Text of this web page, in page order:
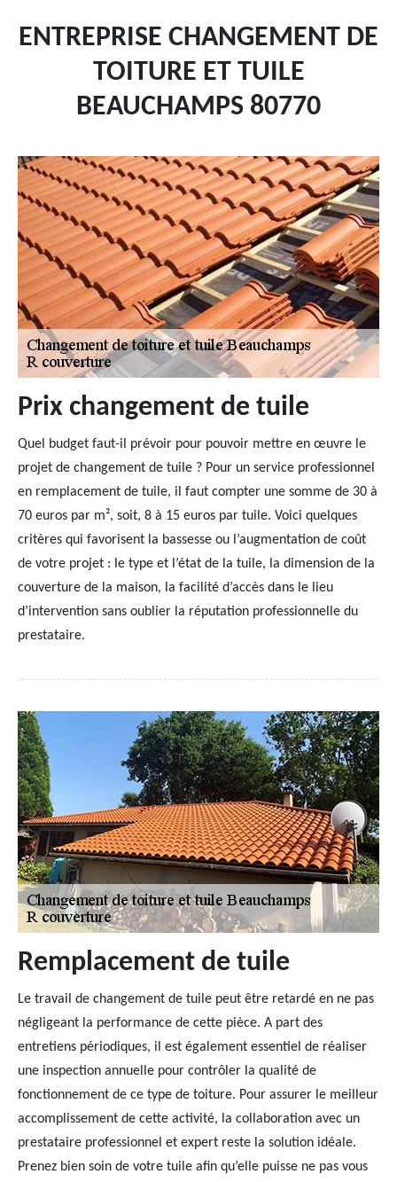
ENTREPRISE CHANGEMENT DE
TOITURE ET TUILE
BEAUCHAMPS 80770
Prix changement de tuile
Quel budget faut-il prévoir pour pouvoir mettre en œuvre le
projet de changement de tuile ? Pour un service professionnel
en remplacement de tuile, il faut compter une somme de 30 à
70 euros par m², soit, 8 à 15 euros par tuile. Voici quelques
critères qui favorisent la bassesse ou l’augmentation de coût
de votre projet : le type et l’état de la tuile, la dimension de la
couverture de la maison, la facilité d’accès dans le lieu
d’intervention sans oublier la réputation professionnelle du
prestataire.
Remplacement de tuile
Le travail de changement de tuile peut être retardé en ne pas
négligeant la performance de cette pièce. A part des
entretiens périodiques, il est également essentiel de réaliser
une inspection annuelle pour contrôler la qualité de
fonctionnement de ce type de toiture. Pour assurer le meilleur
accomplissement de cette activité, la collaboration avec un
prestataire professionnel et expert reste la solution idéale.
Prenez bien soin de votre tuile afin qu’elle puisse ne pas vous